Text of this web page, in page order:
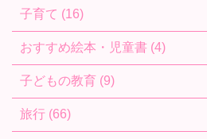
子育て (16)
おすすめ絵本・児童書 (4)
子どもの教育 (9)
旅行 (66)